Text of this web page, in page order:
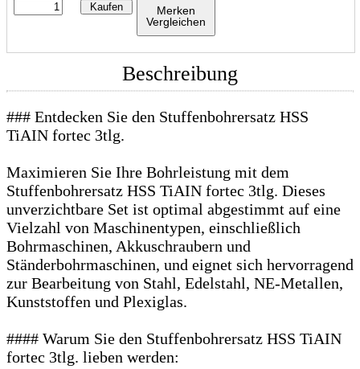
Kaufen
Merken
Vergleichen
Beschreibung
### Entdecken Sie den Stuffenbohrersatz HSS
TiAIN fortec 3tlg.
Maximieren Sie Ihre Bohrleistung mit dem
Stuffenbohrersatz HSS TiAIN fortec 3tlg. Dieses
unverzichtbare Set ist optimal abgestimmt auf eine
Vielzahl von Maschinentypen, einschließlich
Bohrmaschinen, Akkuschraubern und
Ständerbohrmaschinen, und eignet sich hervorragend
zur Bearbeitung von Stahl, Edelstahl, NE-Metallen,
Kunststoffen und Plexiglas.
#### Warum Sie den Stuffenbohrersatz HSS TiAIN
fortec 3tlg. lieben werden: